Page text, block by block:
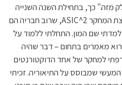
מזה." כך, בתחילת השנה השנייה
ללימודים, הצטרפה בתאל לקבוצת המחקר ASIC^2, שרוב חבריה הם
שם המון. התחלתי ללמוד על
מאמרים בתחום – דבר שהיה
למחקר של אחד הדוקטורנטים
שמבוסס על התיאוריה. זכיתי